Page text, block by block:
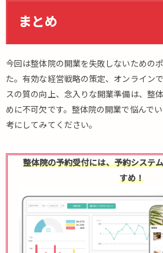
まとめ
今回は整体院の開業を失敗しないための
た。有効な経営戦略の策定、オンライン
スの質の向上、念入りな開業準備は、整
めに不可欠です。整体院の開業で悩んで
考にしてみてください。
整体院の予約受付には、予約システ
すめ！